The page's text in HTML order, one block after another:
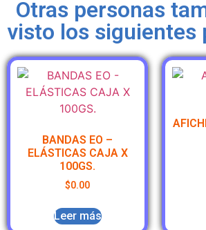
Otras personas
visto los siguientes
BANDAS EO –
ELÁSTICAS CAJA X
100GS.
$0.00
Leer más